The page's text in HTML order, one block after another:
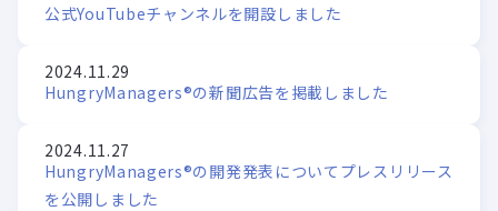
公式YouTubeチャンネルを開設しました
2024.11.29
HungryManagers®の新聞広告を掲載しました
2024.11.27
HungryManagers®の開発発表についてプレスリリース
を公開しました